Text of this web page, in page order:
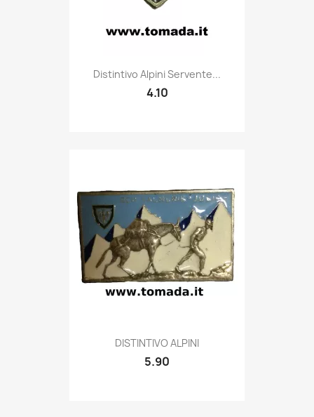
Quick view
Distintivo Alpini Servente...
4.10
Quick view
DISTINTIVO ALPINI
5.90